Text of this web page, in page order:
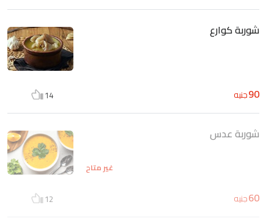
شوربة كوارع
90جنيه 14
شوربة عدس
غير متاح
60جنيه 12